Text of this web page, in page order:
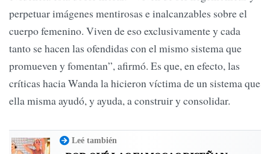
perpetuar imágenes mentirosas e inalcanzables sobre el
cuerpo femenino. Viven de eso exclusivamente y cada
tanto se hacen las ofendidas con el mismo sistema que
promueven y fomentan”, afirmó. Es que, en efecto, las
críticas hacia Wanda la hicieron víctima de un sistema que
ella misma ayudó, y ayuda, a construir y consolidar.
Leé también